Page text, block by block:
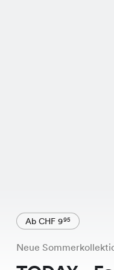
Ab CHF 995
Neue